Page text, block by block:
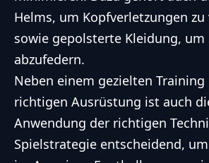
Helms, um Kopfverletzungen
sowie gepolsterte Kleidung, um
abzufedern.
Neben einem gezielten
richtigen Ausrüstung ist auch
Anwendung der richtigen
Spielstrategie entscheidend,